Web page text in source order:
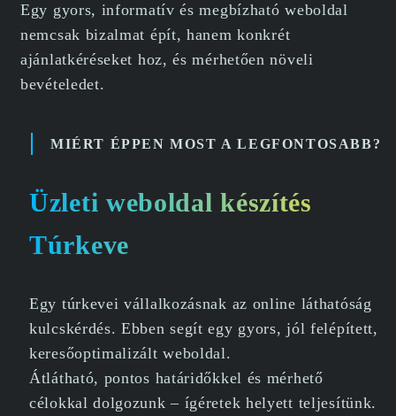
Egy gyors, informatív és megbízható weboldal
nemcsak bizalmat épít, hanem konkrét
ajánlatkéréseket hoz, és mérhetően növeli
bevételedet.
MIÉRT ÉPPEN MOST A LEGFONTOSABB?
Üzleti weboldal készítés
Túrkeve
Egy túrkevei vállalkozásnak az online láthatóság
kulcskérdés. Ebben segít egy gyors, jól felépített,
keresőoptimalizált weboldal.
Átlátható, pontos határidőkkel és mérhető
célokkal dolgozunk – ígéretek helyett teljesítünk.